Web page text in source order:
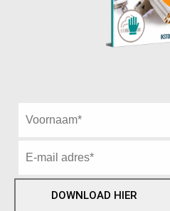
DOWNLOAD HIER